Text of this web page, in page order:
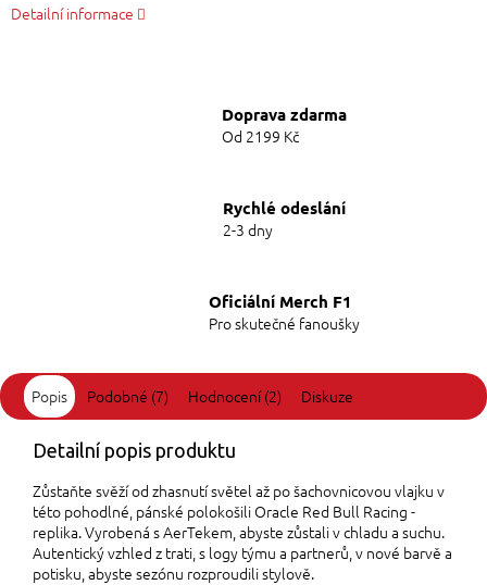
Detailní informace
Doprava zdarma
Od 2199 Kč
Rychlé odeslání
2-3 dny
Oficiální Merch F1
Pro skutečné fanoušky
Popis Podobné (7) Hodnocení (2) Diskuze
Detailní popis produktu
Zůstaňte svěží od zhasnutí světel až po šachovnicovou vlajku v
této pohodlné, pánské polokošili Oracle Red Bull Racing -
replika. Vyrobená s AerTekem, abyste zůstali v chladu a suchu.
Autentický vzhled z trati, s logy týmu a partnerů, v nové barvě a
potisku, abyste sezónu rozproudili stylově.